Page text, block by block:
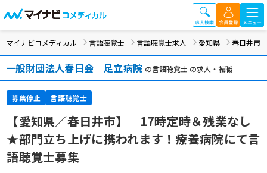
マイナビコメディカル 言語聴覚士 言語聴覚士求人 愛知県 春日井市
一般財団法人春日会 足立病院 の言語聴覚士 の求人・転職
募集停止 言語聴覚士
【愛知県／春日井市】 17時定時＆残業なし
★部門立ち上げに携われます！療養病院にて言
語聴覚士募集